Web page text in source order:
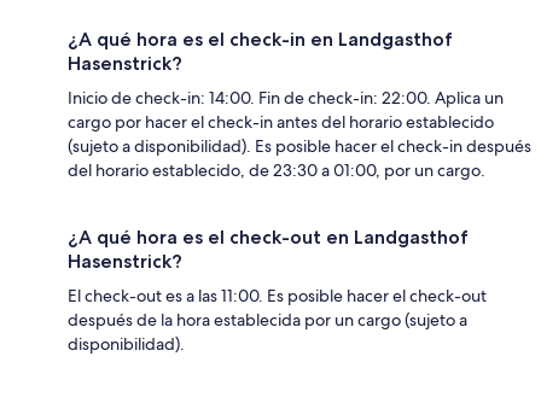
¿A qué hora es el check-in en Landgasthof
Hasenstrick?
Inicio de check-in: 14:00. Fin de check-in: 22:00. Aplica un
cargo por hacer el check-in antes del horario establecido
(sujeto a disponibilidad). Es posible hacer el check-in después
del horario establecido, de 23:30 a 01:00, por un cargo.
¿A qué hora es el check-out en Landgasthof
Hasenstrick?
El check-out es a las 11:00. Es posible hacer el check-out
después de la hora establecida por un cargo (sujeto a
disponibilidad).